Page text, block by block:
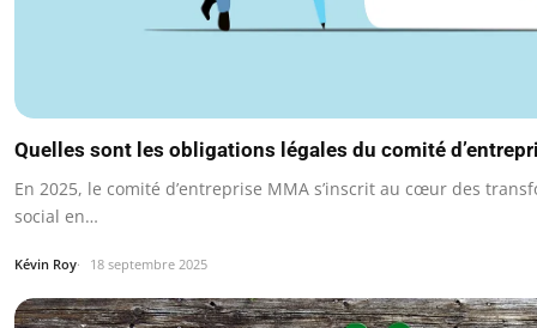
Quelles sont les obligations légales du comité
En 2025, le comité d’entreprise MMA s’inscrit au cœur des
social en…
Kévin Roy 18 septembre 2025